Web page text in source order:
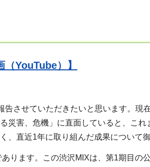
（YouTube）】
させていただきたいと思います。現
災害、危機」に直面していると、こ
、直近1年に取り組んだ成果について
ります。この渋沢MIXは、第1期目の